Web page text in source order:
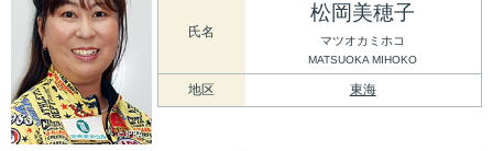
氏名
松岡美穂子
マツオカミホコ
MATSUOKA MIHOKO
地区 東海